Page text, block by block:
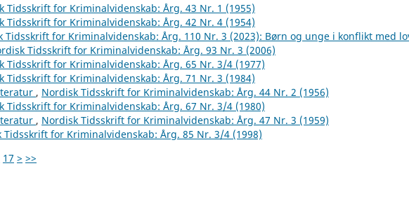
Tidsskrift for Kriminalvidenskab: Årg. 43 Nr. 1 (1955)
Tidsskrift for Kriminalvidenskab: Årg. 42 Nr. 4 (1954)
Tidsskrift for Kriminalvidenskab: Årg. 110 Nr. 3 (2023): Børn og unge i konflikt med
Tidsskrift for Kriminalvidenskab: Årg. 93 Nr. 3 (2006)
Tidsskrift for Kriminalvidenskab: Årg. 65 Nr. 3/4 (1977)
Tidsskrift for Kriminalvidenskab: Årg. 71 Nr. 3 (1984)
, Nordisk Tidsskrift for Kriminalvidenskab: Årg. 44 Nr. 2 (1956)
Tidsskrift for Kriminalvidenskab: Årg. 67 Nr. 3/4 (1980)
, Nordisk Tidsskrift for Kriminalvidenskab: Årg. 47 Nr. 3 (1959)
Tidsskrift for Kriminalvidenskab: Årg. 85 Nr. 3/4 (1998)
17 > >>